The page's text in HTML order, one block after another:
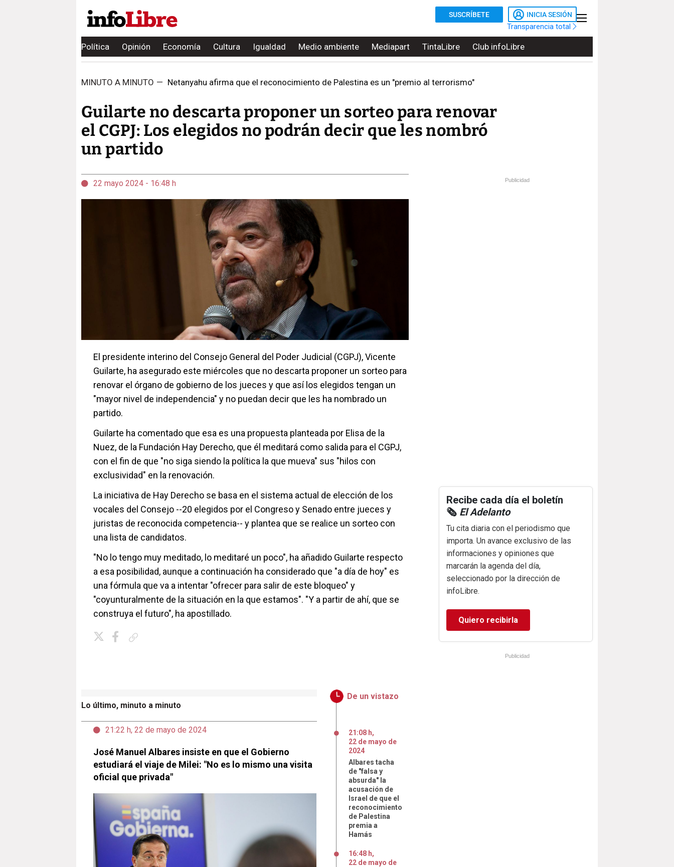
SUSCRÍBETE INICIA SESIÓN
Transparencia total
Política Opinión Economía Cultura Igualdad Medio ambiente Mediapart TintaLibre Club infoLibre
MINUTO A MINUTO — Netanyahu afirma que el reconocimiento de Palestina es un "premio al terrorismo"
Guilarte no descarta proponer un sorteo para renovar
el CGPJ: Los elegidos no podrán decir que les nombró
un partido
22 mayo 2024 - 16:48 h
El presidente interino del Consejo General del Poder Judicial (CGPJ), Vicente
Guilarte, ha asegurado este miércoles que no descarta proponer un sorteo para
renovar el órgano de gobierno de los jueces y que así los elegidos tengan un
"mayor nivel de independencia" y no puedan decir que les ha nombrado un
partido.
Guilarte ha comentado que esa es una propuesta planteada por Elisa de la
Nuez, de la Fundación Hay Derecho, que él meditará como salida para el CGPJ,
con el fin de que "no siga siendo la política la que mueva" sus "hilos con
exclusividad" en la renovación.
La iniciativa de Hay Derecho se basa en el sistema actual de elección de los
vocales del Consejo --20 elegidos por el Congreso y Senado entre jueces y
juristas de reconocida competencia-- y plantea que se realice un sorteo con
una lista de candidatos.
"No lo tengo muy meditado, lo meditaré un poco", ha añadido Guilarte respecto
a esa posibilidad, aunque a continuación ha considerado que "a día de hoy" es
una fórmula que va a intentar "ofrecer para salir de este bloqueo" y
"coyunturalmente de la situación en la que estamos". "Y a partir de ahí, que se
construya el futuro", ha apostillado.
Lo último, minuto a minuto
21:22 h, 22 de mayo de 2024
José Manuel Albares insiste en que el Gobierno
estudiará el viaje de Milei: "No es lo mismo una visita
oficial que privada"
De un vistazo
21:08 h,
22 de mayo de
2024
Albares tacha
de "falsa y
absurda" la
acusación de
Israel de que el
reconocimiento
de Palestina
premia a
Hamás
16:48 h,
22 de mayo de
Publicidad
Recibe cada día el boletín
🗞️ El Adelanto
Tu cita diaria con el periodismo que
importa. Un avance exclusivo de las
informaciones y opiniones que
marcarán la agenda del día,
seleccionado por la dirección de
infoLibre.
Quiero recibirla
Publicidad